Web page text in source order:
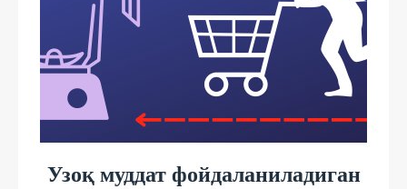
Узоқ муддат фойдаланиладиган